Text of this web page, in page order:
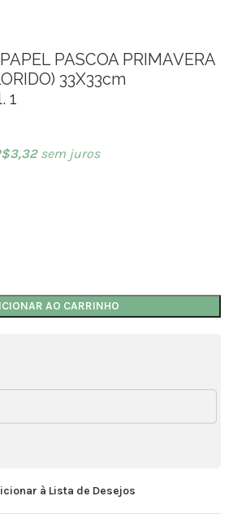
PASCOA PRIMAVERA
33X33cm
1
3,32sem juros
AO CARRINHO
à Lista de Desejos